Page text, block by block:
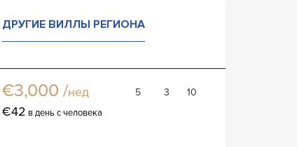
ДРУГИЕ ВИЛЛЫ РЕГИОНА
€3,000 /нед 5 3 10
€42 в день с человека